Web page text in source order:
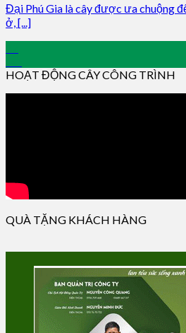
Đại Phú Gia là cây được ưa chuộng
ở, [...]
HOẠT ĐỘNG CÂY CÔNG TRÌNH
QUÀ TẶNG KHÁCH HÀNG